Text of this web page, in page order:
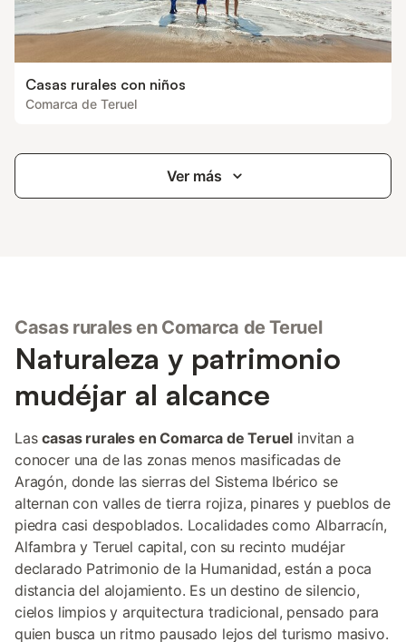
Casas rurales con niños
Comarca de Teruel
Ver más
Casas rurales en Comarca de Teruel
Naturaleza y patrimonio
mudéjar al alcance
Lascasas rurales en Comarca de Teruel invitan a
conocer una de las zonas menos masificadas de
Aragón, donde las sierras del Sistema Ibérico se
alternan con valles de tierra rojiza, pinares y pueblos de
piedra casi despoblados. Localidades como Albarracín,
Alfambra y Teruel capital, con su recinto mudéjar
declarado Patrimonio de la Humanidad, están a poca
distancia del alojamiento. Es un destino de silencio,
cielos limpios y arquitectura tradicional, pensado para
quien busca un ritmo pausado lejos del turismo masivo.